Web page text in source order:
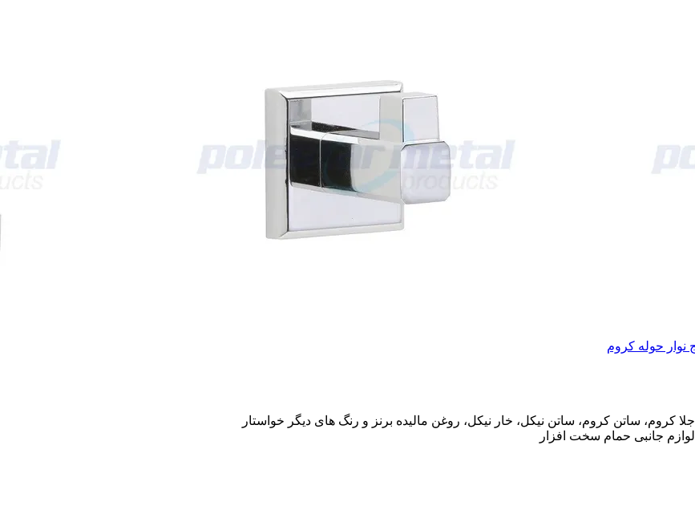
جلا کروم، ساتن کروم، ساتن نیکل، خار نیکل، روغن مالیده برنز و رنگ های دیگر خواستار
لوازم جانبی حمام سخت افزار